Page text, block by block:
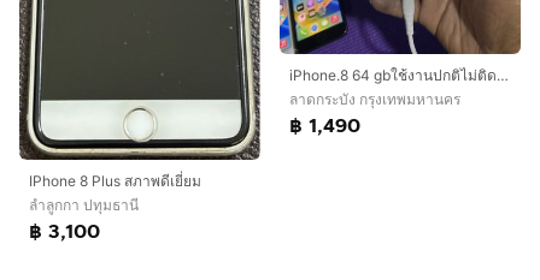
IPhone 8 Plus สภาพดีเยี่ยม
ลำลูกกา ปทุมธานี
฿ 3,100
iPhone.8 64 gbใช้งานปกติไม่ติดคราว
ลาดกระบัง กรุงเทพมหานคร
฿ 1,490